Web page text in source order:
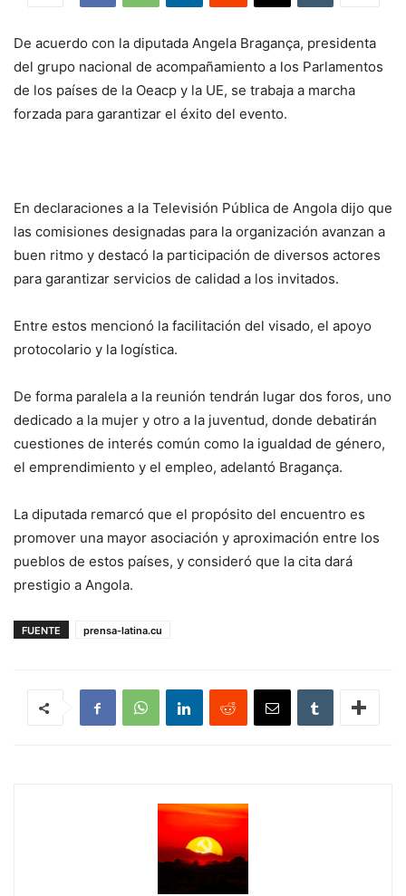
De acuerdo con la diputada Angela Bragança, presidenta
del grupo nacional de acompañamiento a los Parlamentos
de los países de la Oeacp y la UE, se trabaja a marcha
forzada para garantizar el éxito del evento.
En declaraciones a la Televisión Pública de Angola dijo que
las comisiones designadas para la organización avanzan a
buen ritmo y destacó la participación de diversos actores
para garantizar servicios de calidad a los invitados.
Entre estos mencionó la facilitación del visado, el apoyo
protocolario y la logística.
De forma paralela a la reunión tendrán lugar dos foros, uno
dedicado a la mujer y otro a la juventud, donde debatirán
cuestiones de interés común como la igualdad de género,
el emprendimiento y el empleo, adelantó Bragança.
La diputada remarcó que el propósito del encuentro es
promover una mayor asociación y aproximación entre los
pueblos de estos países, y consideró que la cita dará
prestigio a Angola.
FUENTE prensa-latina.cu